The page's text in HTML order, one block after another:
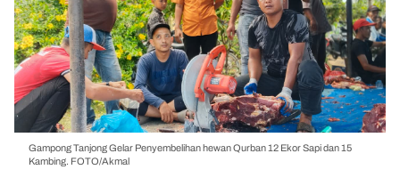
Gampong Tanjong Gelar Penyembelihan hewan Qurban 12 Ekor Sapi dan 15
Kambing. FOTO/Akmal